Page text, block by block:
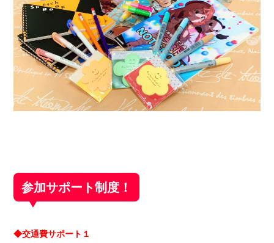
参加サポート制度！
◆交通費サポート１